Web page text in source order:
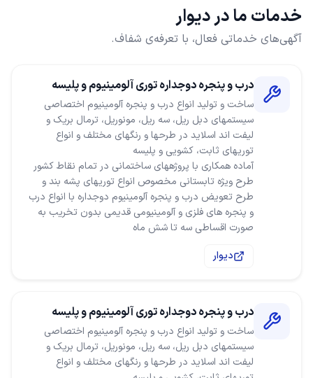
خدمات ما در دیوار
آگهی‌های خدماتی فعال، با تعرفه‌ی شفاف.
درب و پنجره دوجداره توری آلومینیوم و پلیسه
ساخت و تولید انواع درب و پنجره آلومینیوم اختصاصی
سیستمهای دبل ریل، سه ریل، مونوریل، ترمال بریک و
لیفت اند اسلاید در طرحها و رنگهای مختلف و انواع
طرح ویژه تابستانی مخصوص انواع توریهای پشه بند و
طرح تعویض درب و پنجره آلومینیوم دوجداره با انواع درب
و پنجره های فلزی و آلومینیومی قدیمی بدون تخریب به
صورت اقساطی سه تا شش ماه
دیوار
درب و پنجره دوجداره توری آلومینیوم و پلیسه
ساخت و تولید انواع درب و پنجره آلومینیوم اختصاصی
سیستمهای دبل ریل، سه ریل، مونوریل، ترمال بریک و
لیفت اند اسلاید در طرحها و رنگهای مختلف و انواع